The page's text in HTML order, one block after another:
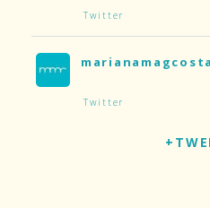
Twitter
marianamagcosta
Twitter